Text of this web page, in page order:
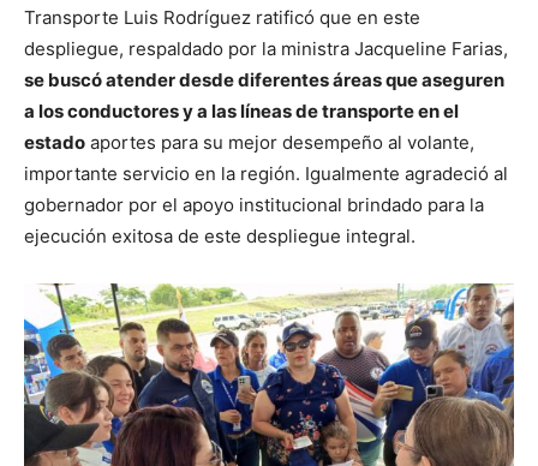
Transporte Luis Rodríguez ratificó que en este
despliegue, respaldado por la ministra Jacqueline Farias,
se buscó atender desde diferentes áreas que aseguren
a los conductores y a las líneas de transporte en el
estado aportes para su mejor desempeño al volante,
importante servicio en la región. Igualmente agradeció al
gobernador por el apoyo institucional brindado para la
ejecución exitosa de este despliegue integral.